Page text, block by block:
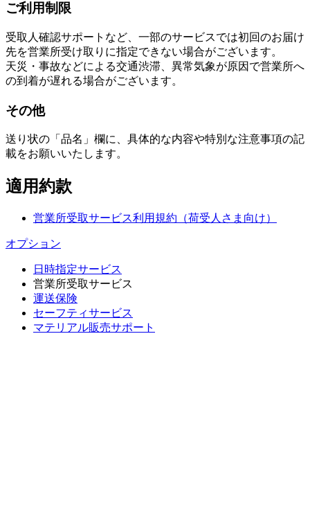
ご利用制限
受取人確認サポートなど、一部のサービスでは初回のお届け
先を営業所受け取りに指定できない場合がございます。
天災・事故などによる交通渋滞、異常気象が原因で営業所へ
の到着が遅れる場合がございます。
その他
送り状の「品名」欄に、具体的な内容や特別な注意事項の記
載をお願いいたします。
適用約款
営業所受取サービス利用規約（荷受人さま向け）
オプション
日時指定サービス
営業所受取サービス
運送保険
セーフティサービス
マテリアル販売サポート